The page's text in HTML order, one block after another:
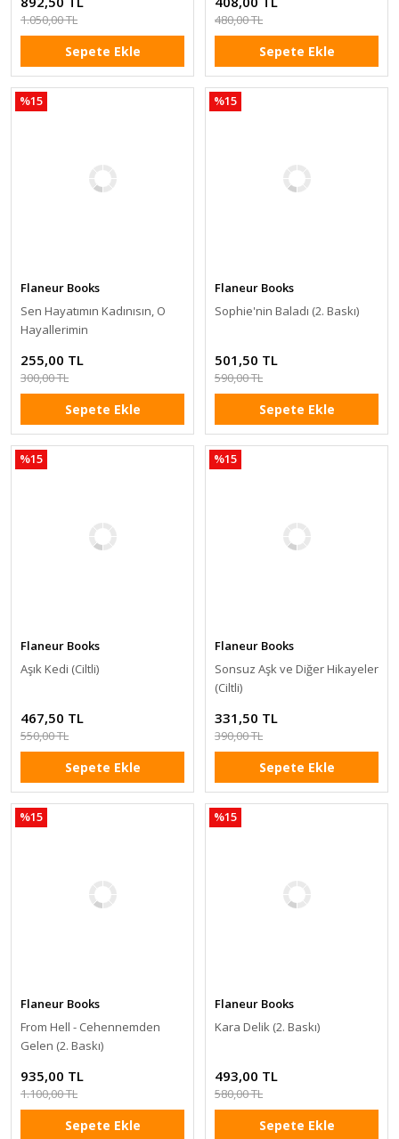
1.050,00 TL
Sepete Ekle
480,00 TL
Sepete Ekle
%15
Flaneur Books
Sen Hayatımın Kadınısın, O
Hayallerimin
255,00 TL
300,00 TL
Sepete Ekle
%15
Flaneur Books
Sophie'nin Baladı (2. Baskı)
501,50 TL
590,00 TL
Sepete Ekle
%15
Flaneur Books
Aşık Kedi (Ciltli)
467,50 TL
550,00 TL
Sepete Ekle
%15
Flaneur Books
Sonsuz Aşk ve Diğer Hikayeler
(Ciltli)
331,50 TL
390,00 TL
Sepete Ekle
%15
Flaneur Books
From Hell - Cehennemden
Gelen (2. Baskı)
935,00 TL
1.100,00 TL
Sepete Ekle
%15
Flaneur Books
Kara Delik (2. Baskı)
493,00 TL
580,00 TL
Sepete Ekle